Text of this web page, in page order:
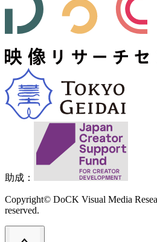
助成：
Copyright© DoCK Visual Media
reserved.